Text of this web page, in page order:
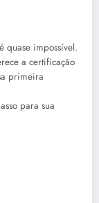
quase impossível.
a certificação
primeira
para sua